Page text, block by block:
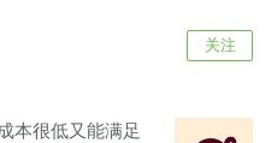
关注
本很低又能满足